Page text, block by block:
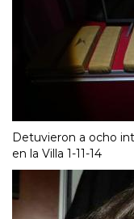
Detuvieron a ocho
en la Villa 1-11-14